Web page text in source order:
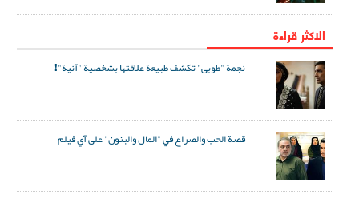
الاكثر قراءة
نجمة "طوبى" تكشف طبيعة علاقتها بشخصية "آنية"!
قصة الحب والصراع في "المال والبنون" على آي فيلم